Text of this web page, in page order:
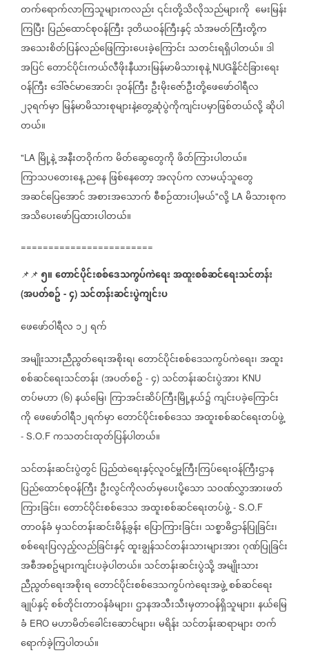
တက်ရောက်လာကြသူများကလည်း၎င်းတို့သိလိုသည်များကို မေးမြန်း
ကြပြီး ပြည်ထောင်စုဝန်ကြီးဒုတိယဝန်ကြီးနှင့်သံအမတ်ကြီးတို့က
အသေးစိတ်ပြန်လည်ဖြေကြားပေးခဲ့ကြောင်း သတင်းရရှိပါတယ်။ဒါ
အပြင်တောင်ပိုင်းကယ်လီဖိုးနီယားမြန်မာမိသားစုနဲ့ NUGနိူင်ငံခြားရေး
ဝန်ကြီးဒေါ်ဇင်မာအောင်၊ဒုဝန်ကြီး ဦးမိုးဇော်ဦးတို့ဖေဖော်ဝါရီလ
၂၃ရက်မှာမြန်မာမိသားစုများနဲ့တွေ့ဆုံပွဲကိုကျင်းပမှာဖြစ်တယ်လို့ဆိုပါ
တယ်။
"LA မြို့နဲ့အနီးတဝိုက်ကမိတ်ဆွေတွေကိုဖိတ်ကြားပါတယ်။
ကြာသပတေးနေ့ညနေဖြစ်နေတော့အလုပ်ကလာမယ့်သူတွေ
အဆင်ပြေအောင်အစားအသောက်စီစဉ်ထားပါ့မယ်"လို့ LA မိသားစုက
အသိပေးဖော်ပြထားပါတယ်။
========================
📌📌 ၅။တောင်ပိုင်းစစ်ဒေသကွပ်ကဲရေးအထူးစစ်ဆင်ရေးသင်တန်း
(အပတ်စဥ် - ၄) သင်တန်းဆင်းပွဲကျင်းပ
ဖေဖော်ဝါရီလ ၁၂ရက်
အမျိုးသားညီညွတ်ရေးအစိုးရ၊တောင်ပိုင်းစစ်ဒေသကွပ်ကဲရေး၊အထူး
စစ်ဆင်ရေးသင်တန်း (အပတ်စဥ် - ၄) သင်တန်းဆင်းပွဲအား KNU
တပ်မဟာ (၆) နယ်မြေ၊ ကြာအင်းဆိပ်ကြီးမြို့နယ်၌ကျင်းပခဲ့ကြောင်း
ကိုဖေဖော်ဝါရီ၁၂ရက်မှာတောင်ပိုင်းစစ်ဒေသအထူးစစ်ဆင်ရေးတပ်ဖွဲ့
- S.O.F ကသတင်းထုတ်ပြန်ပါတယ်။
သင်တန်းဆင်းပွဲတွင်ပြည်ထဲရေးနှင့်လူဝင်မှူကြီးကြပ်ရေးဝန်ကြီးဌာန
ပြည်ထောင်စုဝန်ကြီး ဦးလွင်ကိုလတ်မှပေးပို့သောသဝဏ်လွှာအားဖတ်
ကြားခြင်း၊တောင်ပိုင်းစစ်ဒေသအထူးစစ်ဆင်ရေးတပ်ဖွဲ့ - S.O.F
တာဝန်ခံမှသင်တန်းဆင်းမိန့်ခွန်းပြောကြားခြင်း၊ သစ္စာဓိဌာန်ပြုခြင်း၊
စစ်ရေးပြလှည့်လည်ခြင်းနှင့်ထူးချွန်သင်တန်းသားများအားဂုဏ်ပြုခြင်း
အစီအစဥ်များကျင်းပခဲ့ပါတယ်။ သင်တန်းဆင်းပွဲသို့အမျိုးသား
ညီညွတ်ရေးအစိုးရတောင်ပိုင်းစစ်ဒေသကွပ်ကဲရေးအဖွဲ့စစ်ဆင်ရေး
ချုပ်နှင့်စစ်တိုင်းတာဝန်ခံများ၊ဌာနအသီးသီးမှတာဝန်ရှိသူများ၊နယ်မြေ
ခံ ERO မဟာမိတ်ခေါင်းဆောင်များ၊မရိန်း သင်တန်းဆရာများတက်
ရောက်ခဲ့ကြပါတယ်။